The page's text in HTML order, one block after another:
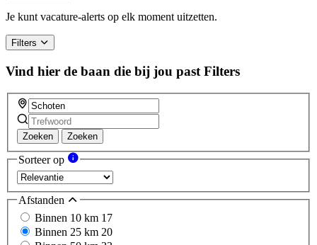
Je kunt vacature-alerts op elk moment uitzetten.
Filters
Vind hier de baan die bij jou past Filters
Zoeken Zoeken
Sorteer op
Afstanden
Binnen 10 km 17
Binnen 25 km 20